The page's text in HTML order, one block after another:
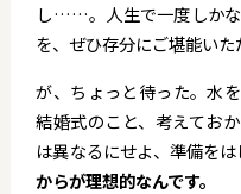
し……。人生で一度しか
を、ぜひ存分にご堪能いた
が、ちょっと待った。水
結婚式のこと、考えてお
は異なるにせよ、準備を
からが理想的なんです。